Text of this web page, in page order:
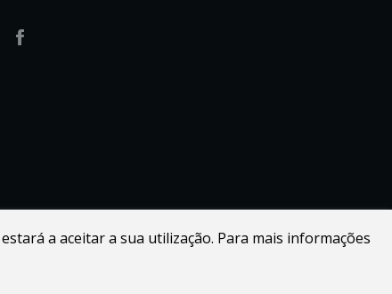
a aceitar a sua utilização. Para mais informações